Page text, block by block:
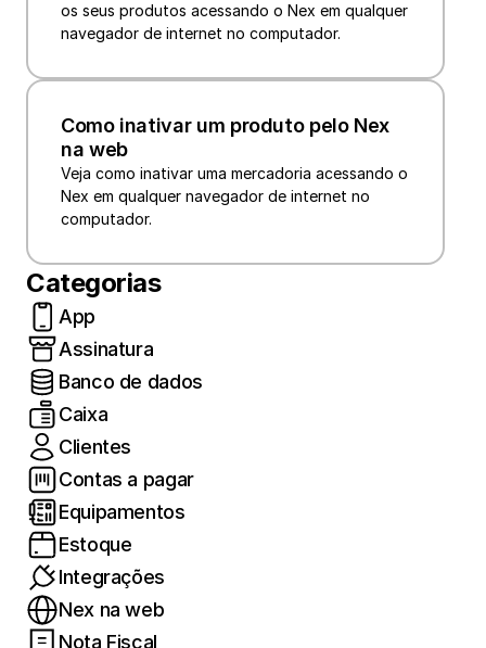
os seus produtos acessando o Nex em qualquer
navegador de internet no computador.
Como inativar um produto pelo Nex
na web
Veja como inativar uma mercadoria acessando o
Nex em qualquer navegador de internet no
computador.
Categorias
App
Assinatura
Banco de dados
Caixa
Clientes
Contas a pagar
Equipamentos
Estoque
Integrações
Nex na web
Nota Fiscal